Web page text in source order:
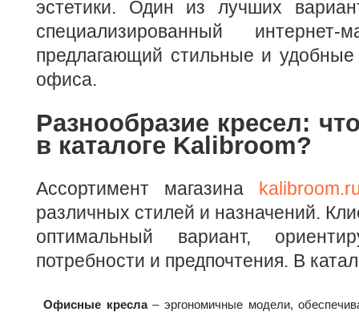
эстетики. Один из лучших
специализированный
предлагающий стильные и
офиса.
Разнообразие кресел:
в каталоге Kalibroom?
Ассортимент магазина
различных стилей и назначений.
оптимальный вариант,
потребности и предпочтения. В
Офисные кресла– эргономичные модели,